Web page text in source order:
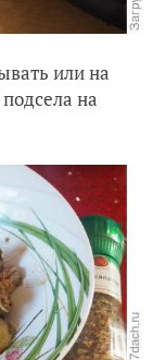
или на
на